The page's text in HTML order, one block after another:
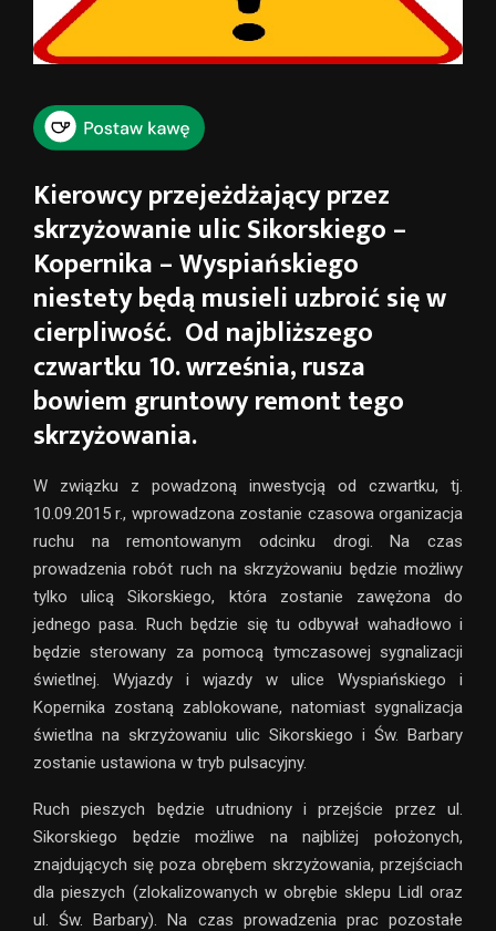
Kierowcy przejeżdżający przez
skrzyżowanie ulic Sikorskiego –
Kopernika – Wyspiańskiego
niestety będą musieli uzbroić się w
cierpliwość. Od najbliższego
czwartku 10. września, rusza
bowiem gruntowy remont tego
skrzyżowania.
W związku z powadzoną inwestycją od czwartku, tj.
10.09.2015 r., wprowadzona zostanie czasowa organizacja
ruchu na remontowanym odcinku drogi. Na czas
prowadzenia robót ruch na skrzyżowaniu będzie możliwy
tylko ulicą Sikorskiego, która zostanie zawężona do
jednego pasa. Ruch będzie się tu odbywał wahadłowo i
będzie sterowany za pomocą tymczasowej sygnalizacji
świetlnej. Wyjazdy i wjazdy w ulice Wyspiańskiego i
Kopernika zostaną zablokowane, natomiast sygnalizacja
świetlna na skrzyżowaniu ulic Sikorskiego i Św. Barbary
zostanie ustawiona w tryb pulsacyjny.
Ruch pieszych będzie utrudniony i przejście przez ul.
Sikorskiego będzie możliwe na najbliżej położonych,
znajdujących się poza obrębem skrzyżowania, przejściach
dla pieszych (zlokalizowanych w obrębie sklepu Lidl oraz
ul. Św. Barbary). Na czas prowadzenia prac pozostałe